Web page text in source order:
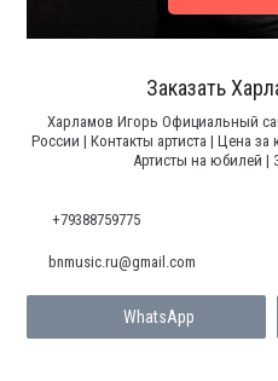
Заказать
Харламов Игорь Официальный
России | Контакты артиста | Цена
Артисты на юбилей |
+79388759775
WhatsApp
bnmusic.ru@gmail.com